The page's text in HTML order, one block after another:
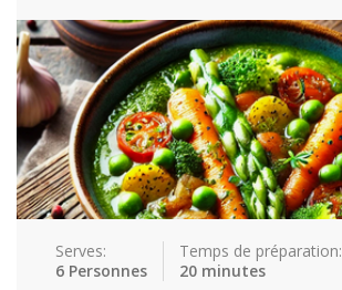
Soupes St valenti…
Viande
Recettes
Conseils et astuces
Nous contacter
Connexion / Inscription
Serves:
6 Personnes
Temps de préparation:
20 minutes